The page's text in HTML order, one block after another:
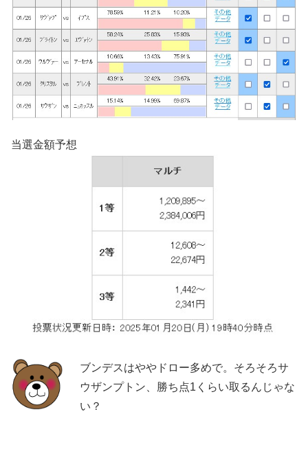
当選金額予想
ブンデスはややドロー多めで。そろそろサ
ウザンプトン、勝ち点1くらい取るんじゃな
い？